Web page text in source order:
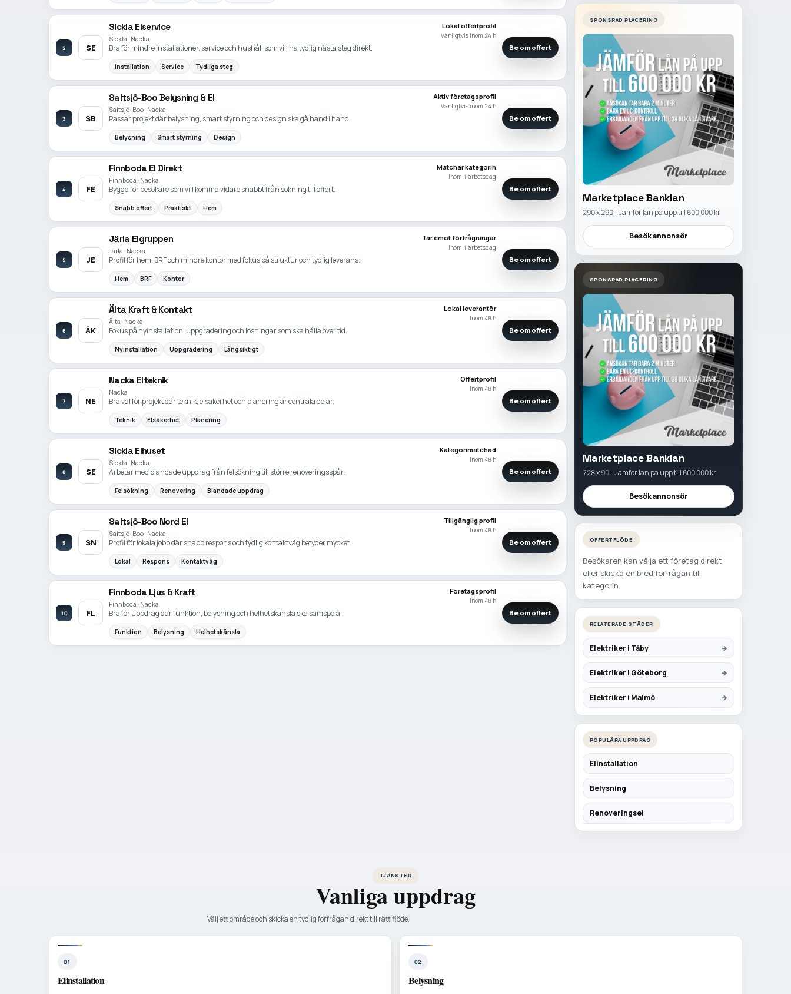
2 SE
Sickla Elservice
Sickla · Nacka
Lokal offertprofil
Vanligtvis inom 24 h
Bra för mindre installationer, service och hushåll som vill ha tydlig nästa steg direkt.
Installation Service Tydliga steg
Be om offert
3 SB
Saltsjö-Boo Belysning & El
Saltsjö-Boo · Nacka
Aktiv företagsprofil
Vanligtvis inom 24 h
Passar projekt där belysning, smart styrning och design ska gå hand i hand.
Belysning Smart styrning Design
Be om offert
4 FE
Finnboda El Direkt
Finnboda · Nacka
Matchar kategorin
Inom 1 arbetsdag
Byggd för besökare som vill komma vidare snabbt från sökning till offert.
Snabb offert Praktiskt Hem
Be om offert
5 JE
Järla Elgruppen
Järla · Nacka
Tar emot förfrågningar
Inom 1 arbetsdag
Profil för hem, BRF och mindre kontor med fokus på struktur och tydlig leverans.
Hem BRF Kontor
Be om offert
6 ÄK
Älta Kraft & Kontakt
Älta · Nacka
Lokal leverantör
Inom 48 h
Fokus på nyinstallation, uppgradering och lösningar som ska hålla över tid.
Nyinstallation Uppgradering Långsiktigt
Be om offert
7 NE
Nacka Elteknik
Nacka
Offertprofil
Inom 48 h
Bra val för projekt där teknik, elsäkerhet och planering är centrala delar.
Teknik Elsäkerhet Planering
Be om offert
8 SE
Sickla Elhuset
Sickla · Nacka
Kategorimatchad
Inom 48 h
Arbetar med blandade uppdrag från felsökning till större renoveringsspår.
Felsökning Renovering Blandade uppdrag
Be om offert
9 SN
Saltsjö-Boo Nord El
Saltsjö-Boo · Nacka
Tillgänglig profil
Inom 48 h
Profil för lokala jobb där snabb respons och tydlig kontaktväg betyder mycket.
Lokal Respons Kontaktväg
Be om offert
10 FL
Finnboda Ljus & Kraft
Finnboda · Nacka
Företagsprofil
Inom 48 h
Bra för uppdrag där funktion, belysning och helhetskänsla ska samspela.
Funktion Belysning Helhetskänsla
Be om offert
SPONSRAD PLACERING
Marketplace Banklan
290 x 290 - Jamfor lan pa upp till 600 000 kr
Besök annonsör
SPONSRAD PLACERING
Marketplace Banklan
728 x 90 - Jamfor lan pa upp till 600 000 kr
Besök annonsör
OFFERTFLÖDE
Besökaren kan välja ett företag direkt
eller skicka en bred förfrågan till
kategorin.
RELATERADE STÄDER
Elektriker i Täby
Elektriker i Göteborg
Elektriker i Malmö
POPULÄRA UPPDRAG
Elinstallation
Belysning
Renoveringsel
TJÄNSTER
Vanliga uppdrag
Välj ett område och skicka en tydlig förfrågan direkt till rätt flöde.
01
Elinstallation
02
Belysning